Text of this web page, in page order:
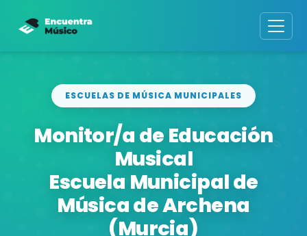
ESCUELAS DE MÚSICA MUNICIPALES
Monitor/a de Educación
Musical
Escuela Municipal de
Música de Archena
(Murcia)